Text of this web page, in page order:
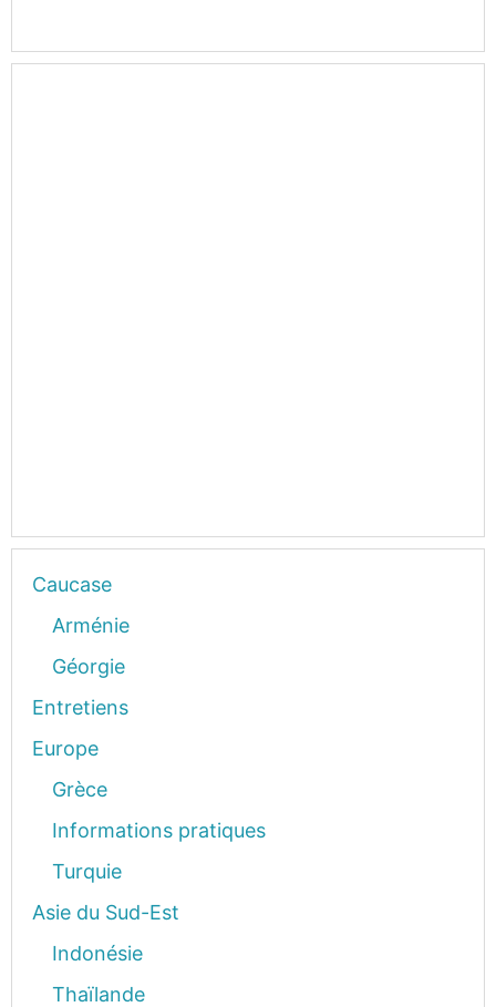
Caucase
Arménie
Géorgie
Entretiens
Europe
Grèce
Informations pratiques
Turquie
Asie du Sud-Est
Indonésie
Thaïlande